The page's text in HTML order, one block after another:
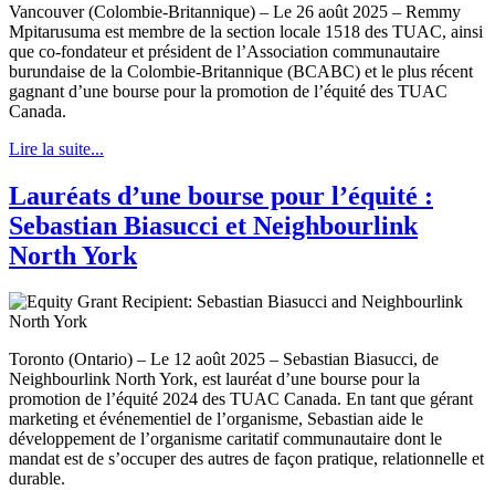
Vancouver (Colombie-Britannique) – Le 26 août 2025 – Remmy
Mpitarusuma est membre de la section locale 1518 des TUAC, ainsi
que co-fondateur et président de l’Association communautaire
burundaise de la Colombie-Britannique (BCABC) et le plus récent
gagnant d’une bourse pour la promotion de l’équité des TUAC
Canada.
Lire la suite...
Lauréats d’une bourse pour l’équité :
Sebastian Biasucci et Neighbourlink
North York
Toronto (Ontario) – Le 12 août 2025 – Sebastian Biasucci, de
Neighbourlink North York, est lauréat d’une bourse pour la
promotion de l’équité 2024 des TUAC Canada. En tant que gérant
marketing et événementiel de l’organisme, Sebastian aide le
développement de l’organisme caritatif communautaire dont le
mandat est de s’occuper des autres de façon pratique, relationnelle et
durable.